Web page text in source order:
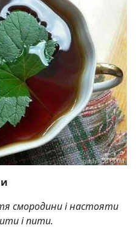
смородини і настояти
і пити.